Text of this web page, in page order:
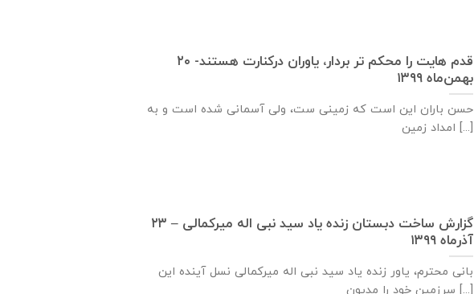
قدم هایت را محکم تر بردار، یاوران درکنارت هستند- ۲۰
بهمن‌ماه ۱۳۹۹
حسن باران این است که زمینی ست، ولی آسمانی شده است و به
امداد زمین [...]
گزارش ساخت دبستان زنده ياد سيد نبی اله ميركمالی – ۲۳
آذر‌ماه ۱۳۹۹
بانی محترم، یاور زنده ياد سيد نبی اله ميركمالی نسل آینده این
سرزمین خود را مدیون [...]